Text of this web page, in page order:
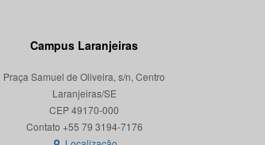
Campus Laranjeiras
Praça Samuel de Oliveira, s/n, Centro
Laranjeiras/SE
CEP 49170-000